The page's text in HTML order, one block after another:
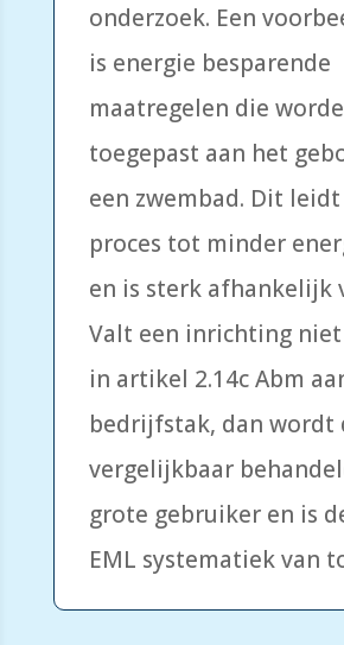
onderzoek. Een
is energie besparende
maatregelen die
toegepast aan het
een zwembad. Dit
proces tot minder
en is sterk afhankelijk
Valt een inrichting
in artikel 2.14c Abm
bedrijfstak, dan wordt
vergelijkbaar
grote gebruiker en is
EML systematiek van